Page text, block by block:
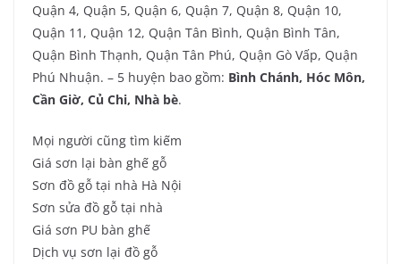
Quận 4, Quận 5, Quận 6, Quận 7, Quận 8, Quận 10,
Quận 11, Quận 12, Quận Tân Bình, Quận Bình Tân,
Quận Bình Thạnh, Quận Tân Phú, Quận Gò Vấp, Quận
Phú Nhuận. – 5 huyện bao gồm: Bình Chánh, Hóc Môn,
Cần Giờ, Củ Chi, Nhà bè.
Mọi người cũng tìm kiếm
Giá sơn lại bàn ghế gỗ
Sơn đồ gỗ tại nhà Hà Nội
Sơn sửa đồ gỗ tại nhà
Giá sơn PU bàn ghế
Dịch vụ sơn lại đồ gỗ